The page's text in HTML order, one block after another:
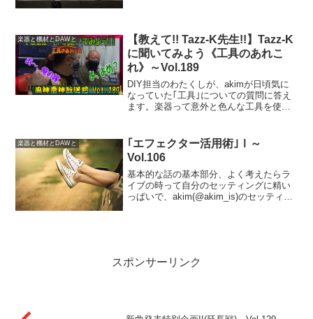
から音楽はオモロいね～♪
楽器と機材とDAWと
【教えて!! Tazz-K先生!!】Tazz-K
に聞いてみよう《工具のあれこ
れ》～Vol.189
DIY担当のわたくしが、akimが日頃気に
なっていた｢工具｣についての質問に答え
ます。楽器って意外と色んな工具を使い
だけど、意外と意識してない所かも。
楽器と機材とDAWと
｢エフェクター活用術｣Ⅰ～
Vol.106
基本的な話の基本部分、よく考えたらラ
イブの時って自分のセッティングに精い
っぱいで、akim(@akim_is)のセッティン
スポンサーリンク